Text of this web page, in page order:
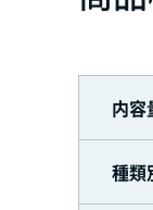
内容
種類